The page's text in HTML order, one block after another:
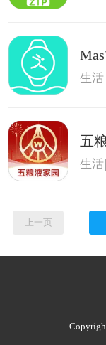
生活
五
生活|
上一页